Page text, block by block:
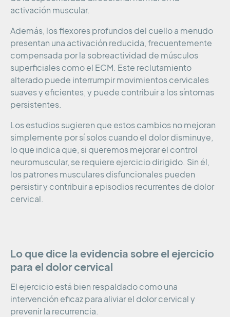
activación muscular.
Además, los flexores profundos del cuello a menudo
presentan una activación reducida, frecuentemente
compensada por la sobreactividad de músculos
superficiales como el ECM. Este reclutamiento
alterado puede interrumpir movimientos cervicales
suaves y eficientes, y puede contribuir a los síntomas
persistentes.
Los estudios sugieren que estos cambios no mejoran
simplemente por sí solos cuando el dolor disminuye,
lo que indica que, si queremos mejorar el control
neuromuscular, se requiere ejercicio dirigido. Sin él,
los patrones musculares disfuncionales pueden
persistir y contribuir a episodios recurrentes de dolor
cervical.
Lo que dice la evidencia sobre el ejercicio
para el dolor cervical
El ejercicio está bien respaldado como una
intervención eficaz para aliviar el dolor cervical y
prevenir la recurrencia.